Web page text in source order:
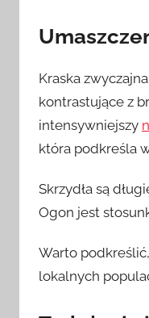
Kraska
kontrastujące z
intensywniejszy
która podkreśla
Skrzydła są
Ogon jest
Warto
lokalnych